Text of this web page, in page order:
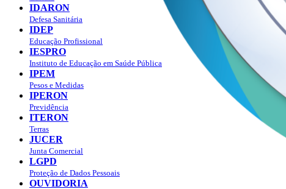
IDARON
Defesa Sanitária
IDEP
Educação Profissional
IESPRO
Instituto de Educação em Saúde Pública
IPEM
Pesos e Medidas
IPERON
Previdência
ITERON
Terras
JUCER
Junta Comercial
LGPD
Proteção de Dados Pessoais
OUVIDORIA